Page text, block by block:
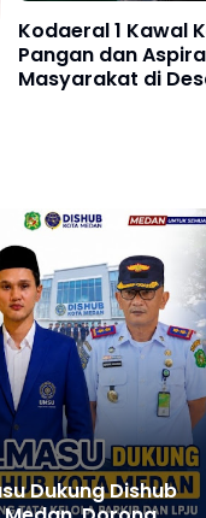
Kodaeral 1 Kawal
Pangan dan
Masyarakat di
Dukung Dishub